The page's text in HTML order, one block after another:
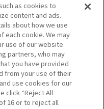
ポリシー
する保護方針
as cookies to
content and ads.
about how we use
each cookie. We may
use of our website
partners, who may
you have provided
from your use of their
use cookies for our
click “Reject All
16 or to reject all